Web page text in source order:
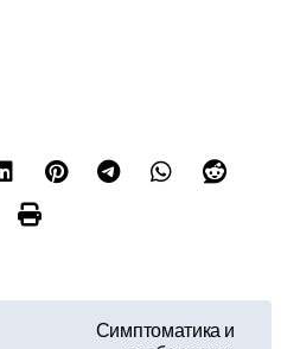
Симптоматика и